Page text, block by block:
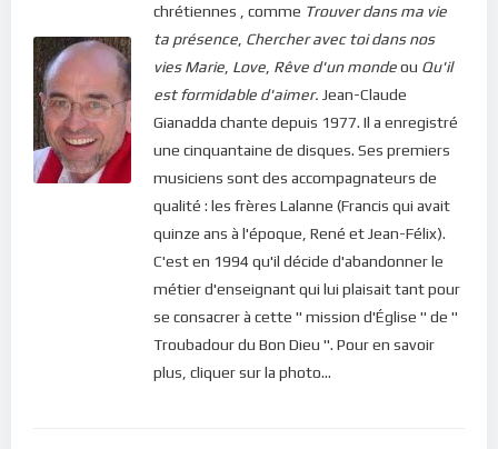
pour baigner dans les miracles, il faudra d’abord se
détacher du besoin de miracle, et chercher profondément
Dieu, la source de tout miracle.Voilà le secret !
Bonne méditation.
Pour vous inscrire directement aux publications, veuillez
cliquer ici : [newsletter_button id=2 label=”S’abonner”
Si vous voulez vous inscrire sur le site (afin d’être en mesure
de poster des commentaires) et pour les publications,
veuillez cliquer ici :Inscription
chrétiennes , comme Trouver dans ma vie
ta présence Chercher avec toi dans nos
vies Marie Love Rêve d'un mondeou Qu'il
est formidable d'aimer. Jean-Claude
Gianadda chante depuis 1977. Il a enregistré
une cinquantaine de disques. Ses premiers
musiciens sont des accompagnateurs de
qualité : les frères Lalanne (Francis qui avait
quinze ans à l'époque, René et Jean-Félix).
C'est en 1994 qu'il décide d'abandonner le
métier d'enseignant qui lui plaisait tant pour
se consacrer à cette " mission d'Église " de "
Troubadour du Bon Dieu ". Pour en savoir
plus, cliquer sur la photo...